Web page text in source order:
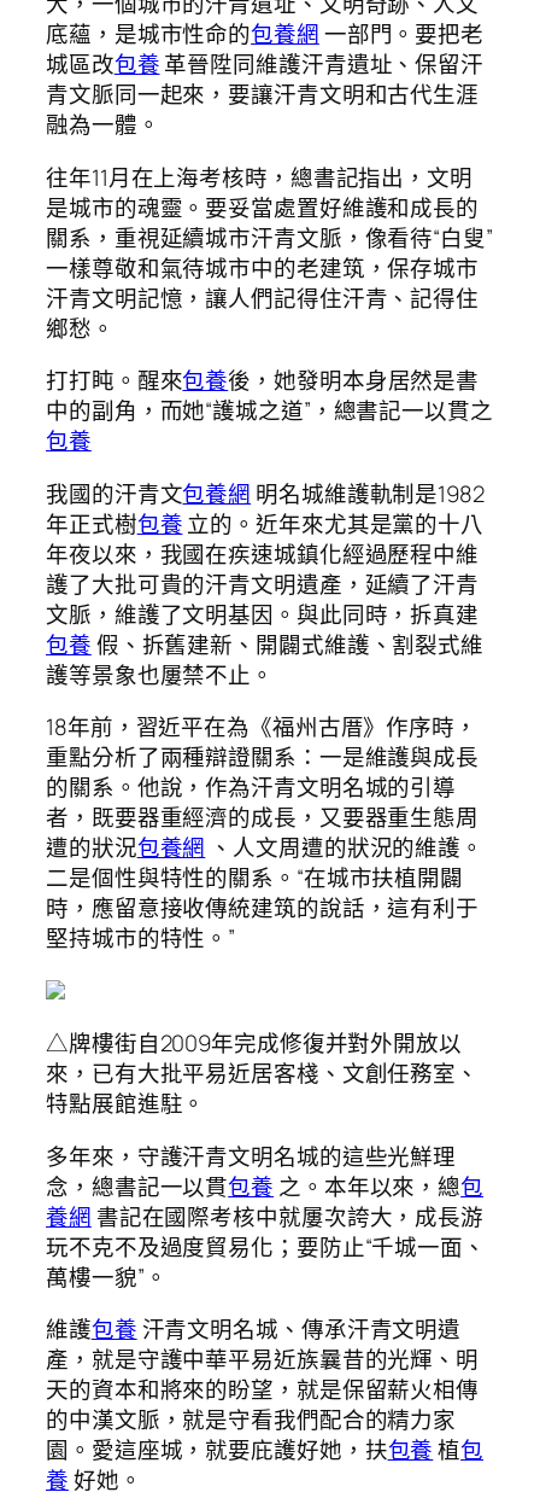
底蘊，是城市性命的包養網一部門。要把老
城區改包養革晉陞同維護汗青遺址、保留汗
青文脈同一起來，要讓汗青文明和古代生涯
融為一體。
往年11月在上海考核時，總書記指出，文明
是城市的魂靈。要妥當處置好維護和成長的
關系，重視延續城市汗青文脈，像看待“白叟”
一樣尊敬和氣待城市中的老建筑，保存城市
汗青文明記憶，讓人們記得住汗青、記得住
鄉愁。
打打盹。醒來包養後，她發明本身居然是書
中的副角，而她“護城之道”，總書記一以貫之
包養
我國的汗青文包養網 明名城維護軌制是1982
年正式樹包養立的。近年來尤其是黨的十八
年夜以來，我國在疾速城鎮化經過歷程中維
護了大批可貴的汗青文明遺產，延續了汗青
文脈，維護了文明基因。與此同時，拆真建
包養假、拆舊建新、開闢式維護、割裂式維
護等景象也屢禁不止。
18年前，習近平在為《福州古厝》作序時，
重點分析了兩種辯證關系：一是維護與成長
的關系。他說，作為汗青文明名城的引導
者，既要器重經濟的成長，又要器重生態周
遭的狀況包養網 、人文周遭的狀況的維護。
二是個性與特性的關系。“在城市扶植開闢
時，應留意接收傳統建筑的說話，這有利于
堅持城市的特性。”
△牌樓街自2009年完成修復并對外開放以
來，已有大批平易近居客棧、文創任務室、
特點展館進駐。
多年來，守護汗青文明名城的這些光鮮理
念，總書記一以貫包養 之。本年以來，總包
養網 書記在國際考核中就屢次誇大，成長游
玩不克不及過度貿易化；要防止“千城一面、
萬樓一貌”。
維護包養 汗青文明名城、傳承汗青文明遺
產，就是守護中華平易近族曩昔的光輝、明
天的資本和將來的盼望，就是保留薪火相傳
的中漢文脈，就是守看我們配合的精力家
園。愛這座城，就要庇護好她，扶包養植包
養好她。